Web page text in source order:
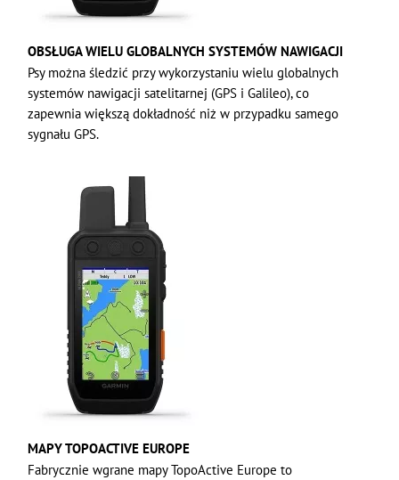
OBSŁUGA WIELU GLOBALNYCH SYSTEMÓW NAWIGACJI
Psy można śledzić przy wykorzystaniu wielu globalnych
systemów nawigacji satelitarnej (GPS i Galileo), co
zapewnia większą dokładność niż w przypadku samego
sygnału GPS.
MAPY TOPOACTIVE EUROPE
Fabrycznie wgrane mapy TopoActive Europe to